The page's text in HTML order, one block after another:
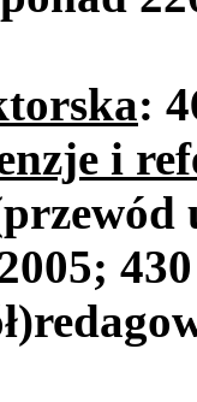
:
i
430